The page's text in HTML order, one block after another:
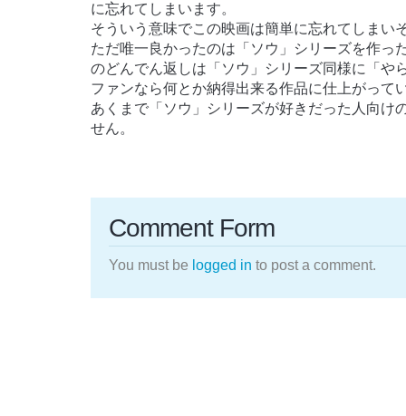
に忘れてしまいます。
そういう意味でこの映画は簡単に忘れてしまい
ただ唯一良かったのは「ソウ」シリーズを作っ
のどんでん返しは「ソウ」シリーズ同様に「や
ファンなら何とか納得出来る作品に仕上がって
あくまで「ソウ」シリーズが好きだった人向け
せん。
Comment Form
You must be logged in to post a comment.